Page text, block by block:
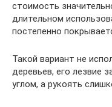
стоимость
длительном
постепенно
Такой вариант не
деревьев, его лезвие
углом, а рукоять